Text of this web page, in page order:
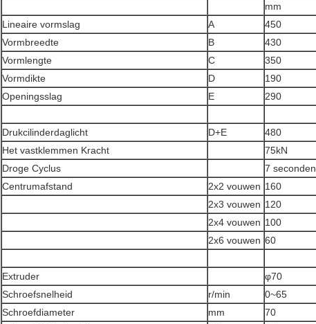
mm
Lineaire vormslag
A
450
Vormbreedte
B
430
Vormlengte
C
350
Vormdikte
D
190
Openingsslag
E 290
Drukcilinderdaglicht D+E
480
Het vastklemmen Kracht
75kN
Droge Cyclus
7 seconden.
Centrumafstand
2x2 vouwen 160
2x3 vouwen 120
2x4 vouwen 100
2x6 vouwen 60
Extruder φ70
Schroefsnelheid
r/min 0~65
Schroefdiameter
mm 70